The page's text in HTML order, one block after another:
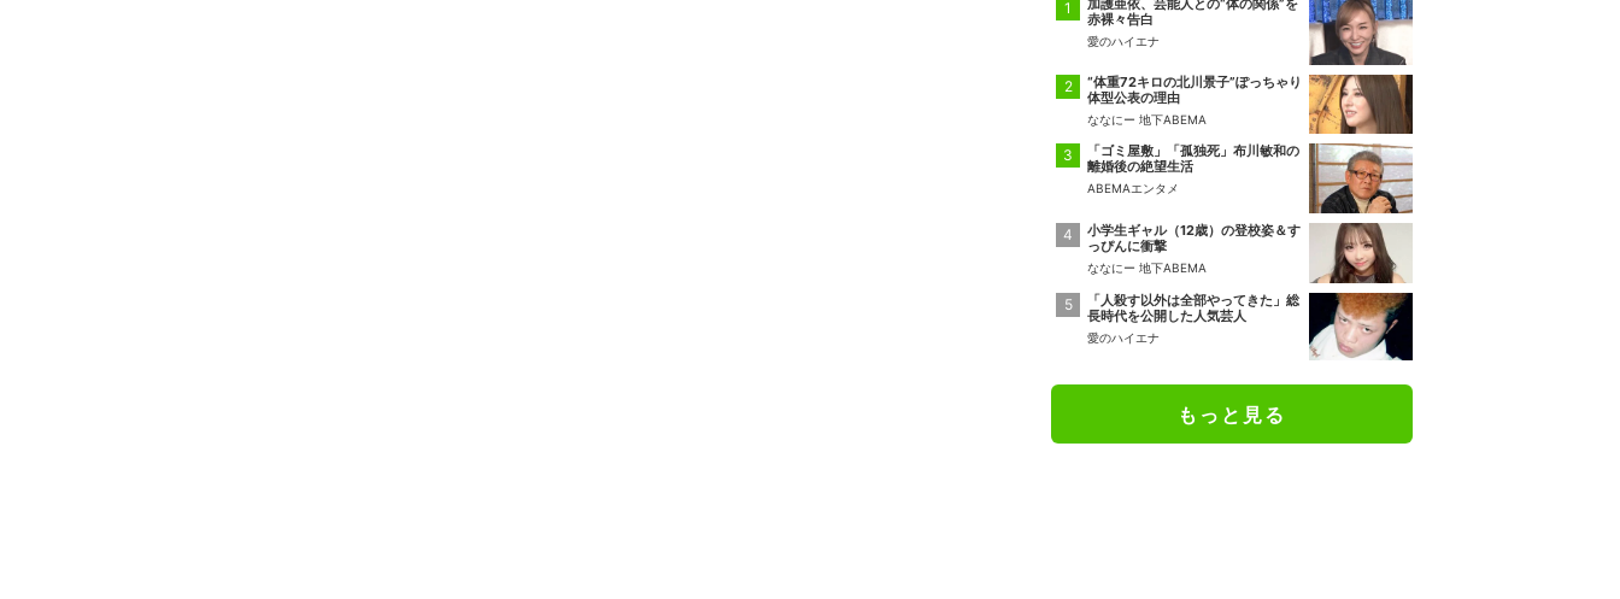
加護亜依、芸能人との“体の関係”を
赤裸々告白
愛のハイエナ
“体重72キロの北川景子”ぽっちゃり
体型公表の理由
ななにー 地下ABEMA
「ゴミ屋敷」「孤独死」布川敏和の
離婚後の絶望生活
ABEMAエンタメ
小学生ギャル（12歳）の登校姿＆す
っぴんに衝撃
ななにー 地下ABEMA
「人殺す以外は全部やってきた」総
長時代を公開した人気芸人
愛のハイエナ
もっと見る